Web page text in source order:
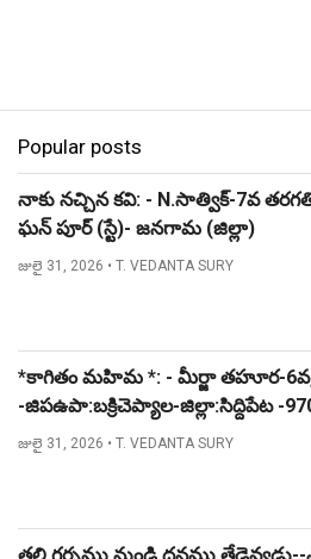
Popular posts
నాకు నచ్చిన కవి: - N.సాత్విక్-7వ
ఘన్ పూర్ (స్టే)- జనగామ (జిల్లా)
జులై 31, 2026 • T. VEDANTA SURY
*కాగితం మహిమ *: - మీర్జా తహూర-
-జిపఉపా:బక్రిచెప్యాల-జిల్లా:సిద్దిపేట -
జులై 31, 2026 • T. VEDANTA SURY